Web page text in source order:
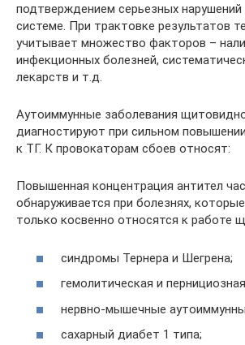
подтверждением серьезных нарушений
системе. При трактовке результатов
учитывает множество факторов –
инфекционных болезней,
лекарств и т.д.
Аутоиммунные заболевания
диагностируют при сильном
к ТГ. К провокаторам сбоев относят:
Повышенная концентрация антител
обнаруживается при болезнях,
только косвенно относятся к работе
синдромы Тернера и Шегрена;
гемолитическая и
нервно-мышечные
сахарный диабет 1 типа;